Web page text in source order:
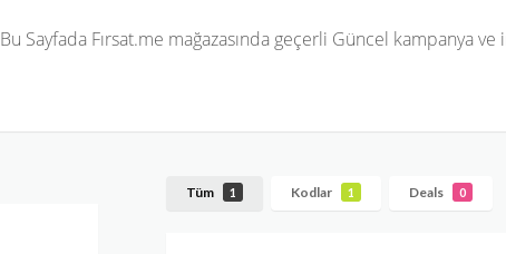
Bu Sayfada Fırsat.me mağazasında geçerli Güncel kampanya
Tüm 1 Kodlar 1 Deals 0